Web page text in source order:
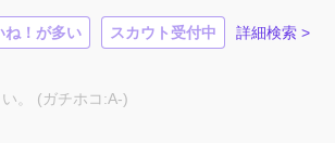
ね！が多い スカウト受付中 詳細検索 >
。 (ガチホコ:A-)